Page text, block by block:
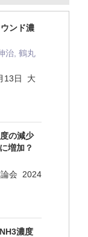
ンド濃
治, 鶴丸
13日 大
の減少
増加？
論会 2024
濃度